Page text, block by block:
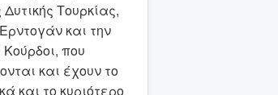
Τουρκίας,
και την
που
και έχουν το
και το κυριότερο